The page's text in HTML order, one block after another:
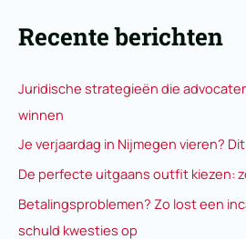
Recente berichten
Juridische strategieën die
winnen
Je verjaardag in Nijmegen vieren?
De perfecte uitgaans outfit kiezen:
Betalingsproblemen? Zo lost een
schuld kwesties op